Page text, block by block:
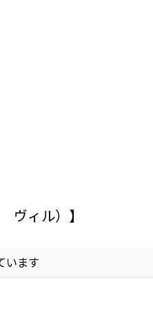
ヴィル）】
います